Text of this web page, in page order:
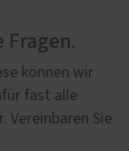
Fragen.
können wir
fast alle
Vereinbaren Sie